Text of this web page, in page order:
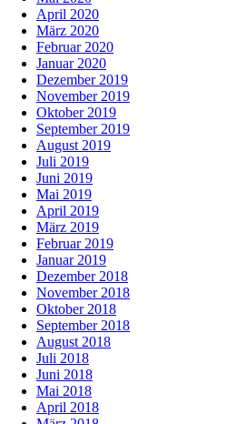
April 2020
März 2020
Februar 2020
Januar 2020
Dezember 2019
November 2019
Oktober 2019
September 2019
August 2019
Juli 2019
Juni 2019
Mai 2019
April 2019
März 2019
Februar 2019
Januar 2019
Dezember 2018
November 2018
Oktober 2018
September 2018
August 2018
Juli 2018
Juni 2018
Mai 2018
April 2018